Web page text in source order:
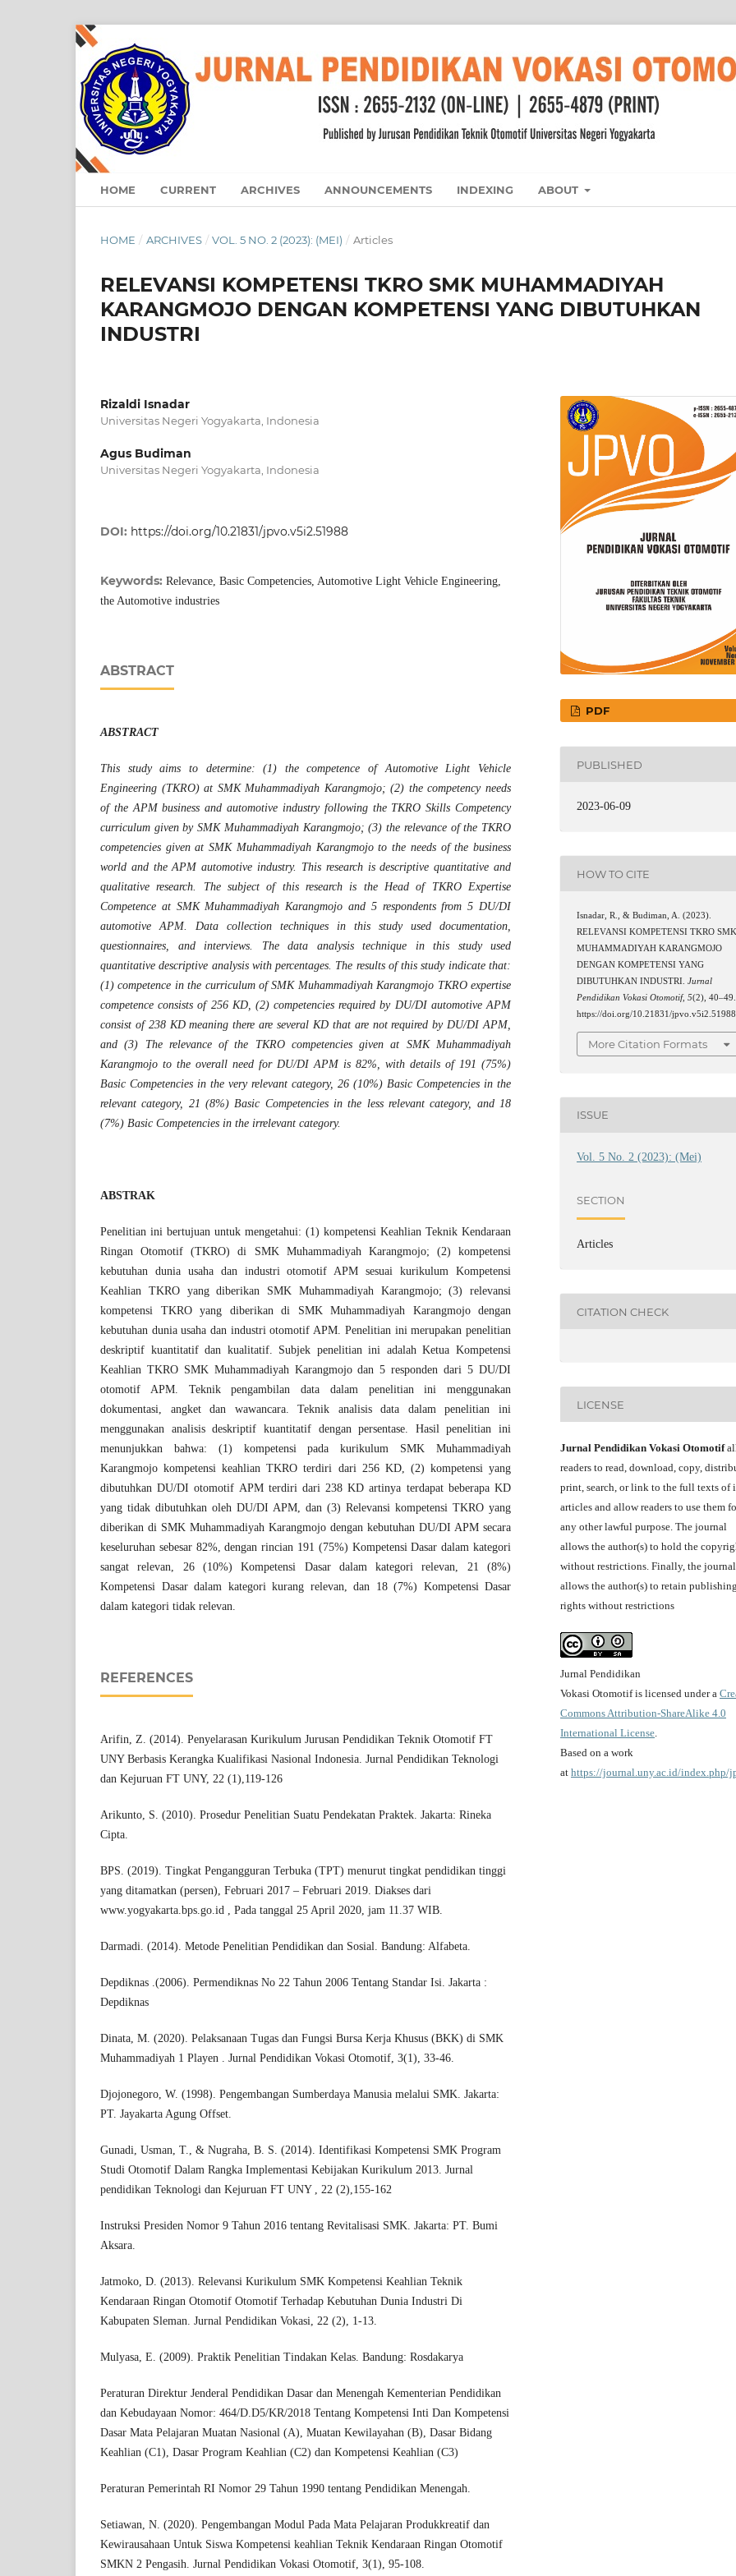
HOME CURRENT ARCHIVES ANNOUNCEMENTS INDEXING ABOUT
HOME / ARCHIVES / VOL. 5 NO. 2 (2023): (MEI) / Articles
RELEVANSI KOMPETENSI TKRO SMK MUHAMMADIYAH
KARANGMOJO DENGAN KOMPETENSI YANG DIBUTUHKAN
INDUSTRI
Rizaldi Isnadar
Universitas Negeri Yogyakarta, Indonesia
Agus Budiman
Universitas Negeri Yogyakarta, Indonesia
DOI: https://doi.org/10.21831/jpvo.v5i2.51988
Keywords: Relevance, Basic Competencies, Automotive Light Vehicle Engineering,
the Automotive industries
ABSTRACT
ABSTRACT
This study aims to determine: (1) the competence of Automotive Light Vehicle
Engineering (TKRO) at SMK Muhammadiyah Karangmojo; (2) the competency needs
of the APM business and automotive industry following the TKRO Skills Competency
curriculum given by SMK Muhammadiyah Karangmojo; (3) the relevance of the TKRO
competencies given at SMK Muhammadiyah Karangmojo to the needs of the business
world and the APM automotive industry. This research is descriptive quantitative and
qualitative research. The subject of this research is the Head of TKRO Expertise
Competence at SMK Muhammadiyah Karangmojo and 5 respondents from 5 DU/DI
automotive APM. Data collection techniques in this study used documentation,
questionnaires, and interviews. The data analysis technique in this study used
quantitative descriptive analysis with percentages. The results of this study indicate that:
(1) competence in the curriculum of SMK Muhammadiyah Karangmojo TKRO expertise
competence consists of 256 KD, (2) competencies required by DU/DI automotive APM
consist of 238 KD meaning there are several KD that are not required by DU/DI APM,
and (3) The relevance of the TKRO competencies given at SMK Muhammadiyah
Karangmojo to the overall need for DU/DI APM is 82%, with details of 191 (75%)
Basic Competencies in the very relevant category, 26 (10%) Basic Competencies in the
relevant category, 21 (8%) Basic Competencies in the less relevant category, and 18
(7%) Basic Competencies in the irrelevant category.
ABSTRAK
Penelitian ini bertujuan untuk mengetahui: (1) kompetensi Keahlian Teknik Kendaraan
Ringan Otomotif (TKRO) di SMK Muhammadiyah Karangmojo; (2) kompetensi
kebutuhan dunia usaha dan industri otomotif APM sesuai kurikulum Kompetensi
Keahlian TKRO yang diberikan SMK Muhammadiyah Karangmojo; (3) relevansi
kompetensi TKRO yang diberikan di SMK Muhammadiyah Karangmojo dengan
kebutuhan dunia usaha dan industri otomotif APM. Penelitian ini merupakan penelitian
deskriptif kuantitatif dan kualitatif. Subjek penelitian ini adalah Ketua Kompetensi
Keahlian TKRO SMK Muhammadiyah Karangmojo dan 5 responden dari 5 DU/DI
otomotif APM. Teknik pengambilan data dalam penelitian ini menggunakan
dokumentasi, angket dan wawancara. Teknik analisis data dalam penelitian ini
menggunakan analisis deskriptif kuantitatif dengan persentase. Hasil penelitian ini
menunjukkan bahwa: (1) kompetensi pada kurikulum SMK Muhammadiyah
Karangmojo kompetensi keahlian TKRO terdiri dari 256 KD, (2) kompetensi yang
dibutuhkan DU/DI otomotif APM terdiri dari 238 KD artinya terdapat beberapa KD
yang tidak dibutuhkan oleh DU/DI APM, dan (3) Relevansi kompetensi TKRO yang
diberikan di SMK Muhammadiyah Karangmojo dengan kebutuhan DU/DI APM secara
keseluruhan sebesar 82%, dengan rincian 191 (75%) Kompetensi Dasar dalam kategori
sangat relevan, 26 (10%) Kompetensi Dasar dalam kategori relevan, 21 (8%)
Kompetensi Dasar dalam kategori kurang relevan, dan 18 (7%) Kompetensi Dasar
dalam kategori tidak relevan.
REFERENCES
Arifin, Z. (2014). Penyelarasan Kurikulum Jurusan Pendidikan Teknik Otomotif FT
UNY Berbasis Kerangka Kualifikasi Nasional Indonesia. Jurnal Pendidikan Teknologi
dan Kejuruan FT UNY, 22 (1),119-126
Arikunto, S. (2010). Prosedur Penelitian Suatu Pendekatan Praktek. Jakarta: Rineka
Cipta.
BPS. (2019). Tingkat Pengangguran Terbuka (TPT) menurut tingkat pendidikan tinggi
yang ditamatkan (persen), Februari 2017 – Februari 2019. Diakses dari
www.yogyakarta.bps.go.id , Pada tanggal 25 April 2020, jam 11.37 WIB.
Darmadi. (2014). Metode Penelitian Pendidikan dan Sosial. Bandung: Alfabeta.
Depdiknas .(2006). Permendiknas No 22 Tahun 2006 Tentang Standar Isi. Jakarta :
Depdiknas
Dinata, M. (2020). Pelaksanaan Tugas dan Fungsi Bursa Kerja Khusus (BKK) di SMK
Muhammadiyah 1 Playen . Jurnal Pendidikan Vokasi Otomotif, 3(1), 33-46.
Djojonegoro, W. (1998). Pengembangan Sumberdaya Manusia melalui SMK. Jakarta:
PT. Jayakarta Agung Offset.
Gunadi, Usman, T., & Nugraha, B. S. (2014). Identifikasi Kompetensi SMK Program
Studi Otomotif Dalam Rangka Implementasi Kebijakan Kurikulum 2013. Jurnal
pendidikan Teknologi dan Kejuruan FT UNY , 22 (2),155-162
Instruksi Presiden Nomor 9 Tahun 2016 tentang Revitalisasi SMK. Jakarta: PT. Bumi
Aksara.
Jatmoko, D. (2013). Relevansi Kurikulum SMK Kompetensi Keahlian Teknik
Kendaraan Ringan Otomotif Otomotif Terhadap Kebutuhan Dunia Industri Di
Kabupaten Sleman. Jurnal Pendidikan Vokasi, 22 (2), 1-13.
Mulyasa, E. (2009). Praktik Penelitian Tindakan Kelas. Bandung: Rosdakarya
Peraturan Direktur Jenderal Pendidikan Dasar dan Menengah Kementerian Pendidikan
dan Kebudayaan Nomor: 464/D.D5/KR/2018 Tentang Kompetensi Inti Dan Kompetensi
Dasar Mata Pelajaran Muatan Nasional (A), Muatan Kewilayahan (B), Dasar Bidang
Keahlian (C1), Dasar Program Keahlian (C2) dan Kompetensi Keahlian (C3)
Peraturan Pemerintah RI Nomor 29 Tahun 1990 tentang Pendidikan Menengah.
Setiawan, N. (2020). Pengembangan Modul Pada Mata Pelajaran Produkkreatif dan
Kewirausahaan Untuk Siswa Kompetensi keahlian Teknik Kendaraan Ringan Otomotif
SMKN 2 Pengasih. Jurnal Pendidikan Vokasi Otomotif, 3(1), 95-108.
PDF
PUBLISHED
2023-06-09
HOW TO CITE
Isnadar, R., & Budiman, A. (2023).
RELEVANSI KOMPETENSI TKRO SMK
MUHAMMADIYAH KARANGMOJO
DENGAN KOMPETENSI YANG
DIBUTUHKAN INDUSTRI.Jurnal
Pendidikan Vokasi Otomotif,5(2), 40–49.
https://doi.org/10.21831/jpvo.v5i2.51988
More Citation Formats
ISSUE
Vol. 5 No. 2 (2023): (Mei)
SECTION
Articles
CITATION CHECK
LICENSE
Jurnal Pendidikan Vokasi Otomotif
readers to read, download, copy,
print, search, or link to the full texts of
articles and allow readers to use them
any other lawful purpose. The journal
allows the author(s) to hold the
without restrictions. Finally, the journal
allows the author(s) to retain publishing
rights without restrictions
Jurnal Pendidikan
Vokasi Otomotif is licensed under a
Commons Attribution-ShareAlike 4.0
International License.
Based on a work
at https://journal.uny.ac.id/index.php/